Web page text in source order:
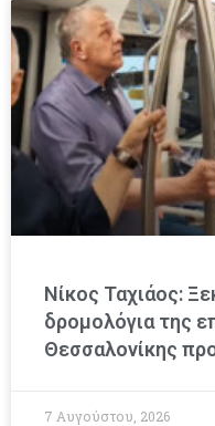
Νίκος Ταχιάος:
δρομολόγια της
Θεσσαλονίκης
7 Αυγούστου, 2026